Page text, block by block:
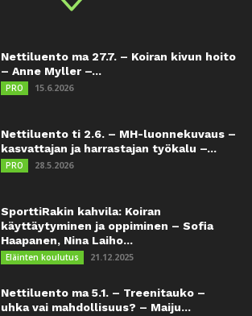
Nettiluento ma 27.7. – Koiran kivun hoito
– Anne Myller –...
PRO 15.6.2026
Nettiluento ti 2.6. – MH-luonnekuvaus –
kasvattajan ja harrastajan työkalu –...
PRO 28.5.2026
SporttiRakin kahvila: Koiran
käyttäytyminen ja oppiminen – Sofia
Haapanen, Nina Laiho...
Eläinten koulutus 21.12.2025
Nettiluento ma 5.1. – Treenitauko –
uhka vai mahdollisuus? – Maiju...